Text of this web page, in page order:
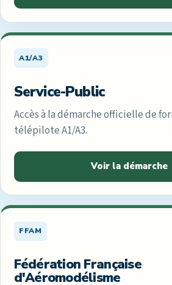
A1/A3
Service-Public
Accès à la démarche officielle de
télépilote A1/A3.
Voir la démarche
FFAM
Fédération Française
d'Aéromodélisme